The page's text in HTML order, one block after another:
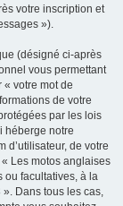
votre inscription et
»).
(désigné ci-après
vous permettant
votre mot de
de votre
par les lois
héberge notre
d’utilisateur, de votre
Les motos anglaises
ou facultatives, à la
Dans tous les cas,